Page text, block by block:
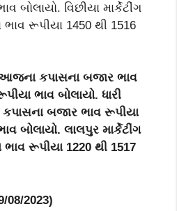
બોલાયો. વિછીયા માર્કેટીંગ
રૂપીયા 1450 થી 1516
આજના કપાસના બજાર ભાવ
ભાવ બોલાયો. ધારી
કપાસના બજાર ભાવ રૂપીયા
બોલાયો. લાલપુર માર્કેટીંગ
રૂપીયા 1220 થી 1517
08/2023)